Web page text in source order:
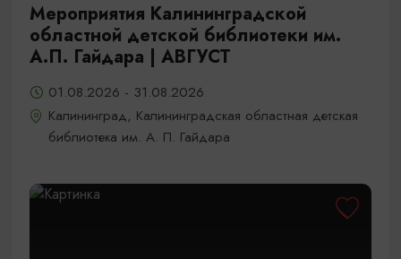
Мероприятия Калининградской
областной детской библиотеки им.
А.П. Гайдара | АВГУСТ
01.08.2026 - 31.08.2026
Калининград, Калининградская областная детская
библиотека им. А. П. Гайдара